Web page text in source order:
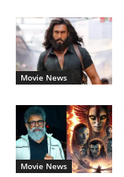
Movie News
Movie News